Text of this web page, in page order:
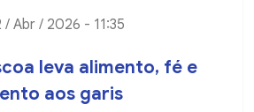
/ Abr / 2026 - 11:35
leva alimento, fé e
aos garis